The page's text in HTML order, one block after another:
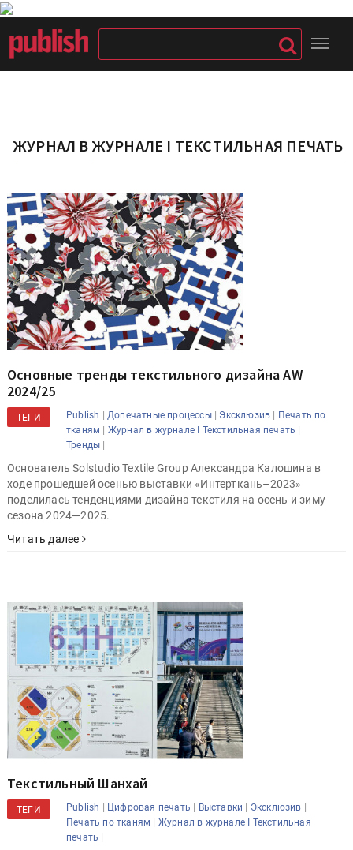
ЖУРНАЛ В ЖУРНАЛЕ I ТЕКСТИЛЬНАЯ ПЕЧАТЬ
Основные тренды текстильного дизайна AW
2024/25
ТЕГИ Publish | Допечатные процессы| Эксклюзив | Печать по
тканям | Журнал в журнале I Текстильная печать |
Тренды |
Основатель Solstudio Textile Group Александра Калошина в
ходе прошедшей осенью выставки «Интерткань–2023»
поделилась тенденциями дизайна текстиля на осень и зиму
сезона 2024—2025.
Читать далее
Текстильный Шанхай
ТЕГИ Publish | Цифровая печать | Выставки | Эксклюзив |
Печать по тканям | Журнал в журнале I Текстильная
печать |